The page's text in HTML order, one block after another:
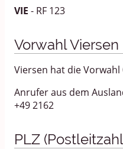
VIE - RF 123
Vorwahl Viersen
Viersen hat die Vorwahl
Anrufer aus dem
+49 2162
PLZ